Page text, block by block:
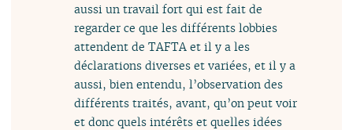
aussi un travail fort qui est fait de
regarder ce que les différents lobbies
attendent de TAFTA et il y a les
déclarations diverses et variées, et il y a
aussi, bien entendu, l’observation des
différents traités, avant, qu’on peut voir
et donc quels intérêts et quelles idées